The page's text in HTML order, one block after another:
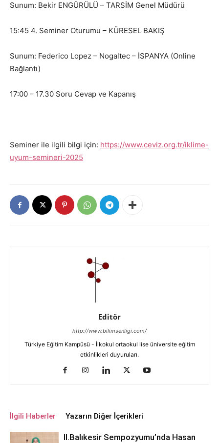
Sunum: Bekir ENGÜRÜLÜ – TARSİM Genel Müdürü
15:45 4. Seminer Oturumu – KÜRESEL BAKIŞ
Sunum: Federico Lopez – Nogaltec – İSPANYA (Online
Bağlantı)
17:00 – 17.30 Soru Cevap ve Kapanış
Seminer ile ilgili bilgi için: https://www.ceviz.org.tr/iklime-
uyum-semineri-2025
Editör
http://www.bilimsenligi.com/
Türkiye Eğitim Kampüsü - İlkokul ortaokul lise üniversite eğitim
etkinlikleri duyuruları.
İlgili Haberler Yazarın Diğer İçerikleri
ll.Balıkesir Sempozyumu’nda Hasan